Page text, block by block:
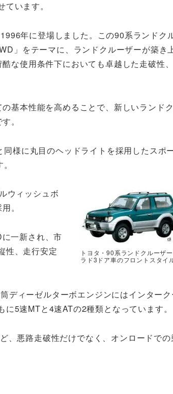
います。
年に登場しました。この90系ランドク
」をテーマに、ランドクルーザーが築き
な使用条件下においても卓越した走破性、
基本性能を高めることで、新しいランドク
。
様に丸目のヘッドライトを採用したスポ
トヨタ・90系ランドクルーザ
ラド3ドア車のフロントスタイ
ウィッシュボ
。
一新され、市
性、走行安定
ディーゼルターボエンジンにはインターク
5速MTと4速ATの2種類となっています。
、悪路走破性だけでなく、オンロードでの